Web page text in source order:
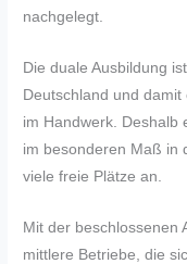
nachgelegt.
Die duale Ausbildung
Deutschland und
im Handwerk. Deshalb
im besonderen Maß in
viele freie Plätze an.
Mit der beschlossenen
mittlere Betriebe, die